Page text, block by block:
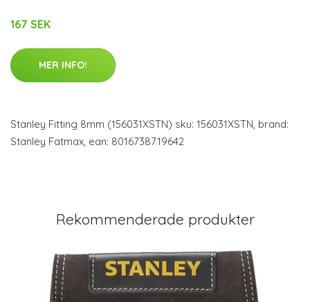
167 SEK
MER INFO!
Stanley Fitting 8mm (156031XSTN) sku: 156031XSTN, brand:
Stanley Fatmax, ean: 8016738719642
Rekommenderade produkter